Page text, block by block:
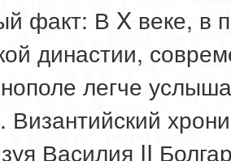
факт: В X веке, в
династии,
легче
Византийский
Василия II